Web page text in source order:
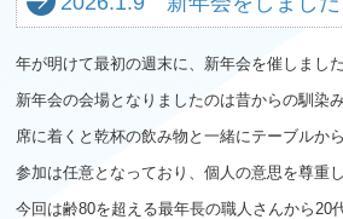
年が明けて最初の週末に、新年会を催しました
新年会の会場となりましたのは昔からの馴
席に着くと乾杯の飲み物と一緒にテーブルか
参加は任意となっており、個人の意思を尊重
今回は齢80を超える最年長の職人さんから20